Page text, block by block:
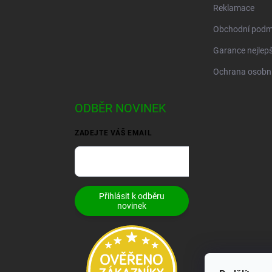
Reklamace
Obchodní
Garance
Ochrana
ODBĚR NOVINEK
ZADEJTE VÁŠ EMAIL
Přihlásit k odběru
novinek